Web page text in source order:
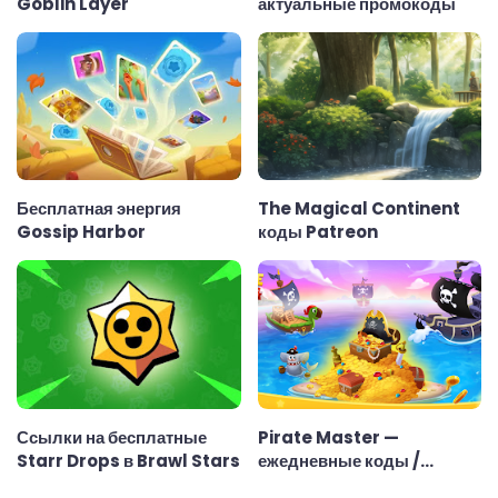
Бесплатная энергия
Gossip Harbor
The Magical Continent
коды Patreon
Ссылки на бесплатные
Starr Drops в Brawl Stars
Pirate Master —
ежедневные коды /